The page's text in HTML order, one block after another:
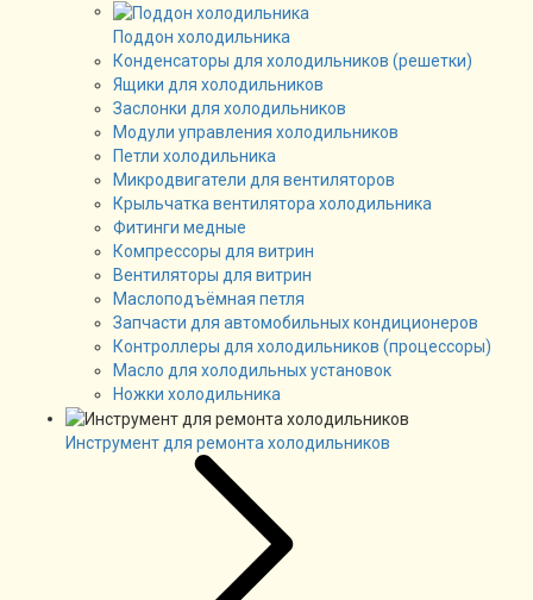
Поддон холодильника
Конденсаторы для холодильников (решетки)
Ящики для холодильников
Заслонки для холодильников
Модули управления холодильников
Петли холодильника
Микродвигатели для вентиляторов
Крыльчатка вентилятора холодильника
Фитинги медные
Компрессоры для витрин
Вентиляторы для витрин
Маслоподъёмная петля
Запчасти для автомобильных кондиционеров
Контроллеры для холодильников (процессоры)
Масло для холодильных установок
Ножки холодильника
Инструмент для ремонта холодильников